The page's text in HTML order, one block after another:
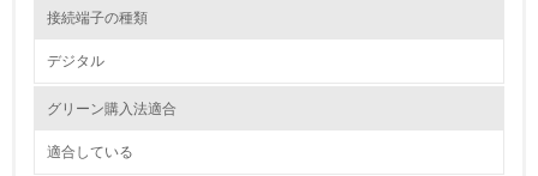
環境取り組み体制と成果を定期的に検証して次の活動に活
境対策を理解し、実践している
接続端子の種類
デジタル
グリーン購入法適合
適合している